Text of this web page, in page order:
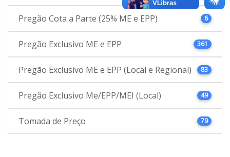
Pregão Cota a Parte (25% ME e EPP) 6
Pregão Exclusivo ME e EPP 361
Pregão Exclusivo ME e EPP (Local e Regional) 83
Pregão Exclusivo Me/EPP/MEI (Local) 49
Tomada de Preço 79